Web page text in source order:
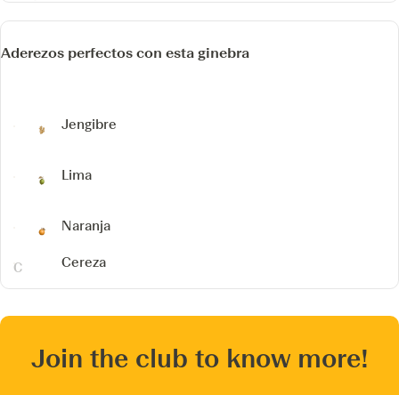
Aderezos perfectos con esta ginebra
Jengibre
Lima
Naranja
Cereza
Join the club to know more!